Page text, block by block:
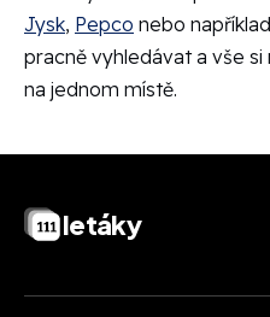
Jysk, Pepco nebo
pracně vyhledávat a vše
na jednom místě.
letáky